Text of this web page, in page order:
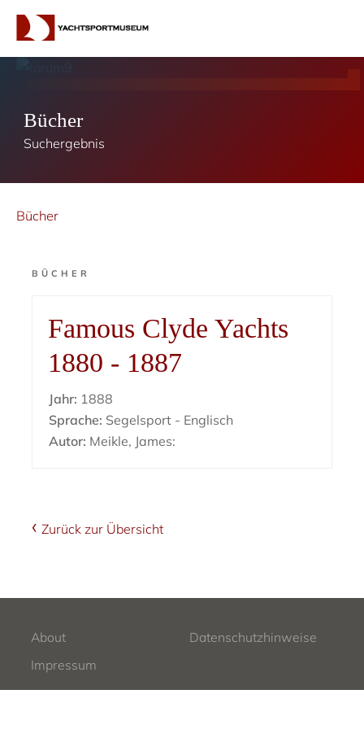
Bücher
Suchergebnis
Bücher
BÜCHER
Famous Clyde Yachts
1880 - 1887
Jahr: 1888
Sprache: Segelsport - Englisch
Autor: Meikle, James:
Zurück zur Übersicht
About
Datenschutzhinweise
Impressum